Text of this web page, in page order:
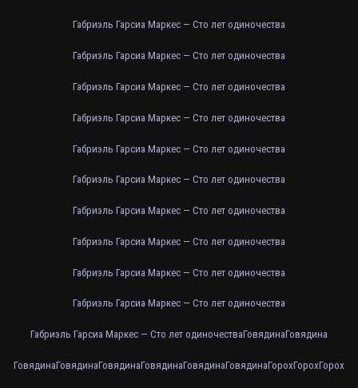
Габриэль Гарсиа Маркес — Сто лет одиночества
Габриэль Гарсиа Маркес — Сто лет одиночества
Габриэль Гарсиа Маркес — Сто лет одиночества
Габриэль Гарсиа Маркес — Сто лет одиночества
Габриэль Гарсиа Маркес — Сто лет одиночества
Габриэль Гарсиа Маркес — Сто лет одиночества
Габриэль Гарсиа Маркес — Сто лет одиночества
Габриэль Гарсиа Маркес — Сто лет одиночества
Габриэль Гарсиа Маркес — Сто лет одиночества
Габриэль Гарсиа Маркес — Сто лет одиночества
Габриэль Гарсиа Маркес — Сто лет одиночестваГовядинаГовядина
ГовядинаГовядинаГовядинаГовядинаГовядинаГовядинаГорохГорохГорох